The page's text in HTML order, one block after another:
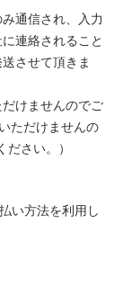
通信され、入力
連絡されること
させて頂きま
けませんのでご
ただけませんの
さい。）
い方法を利用し